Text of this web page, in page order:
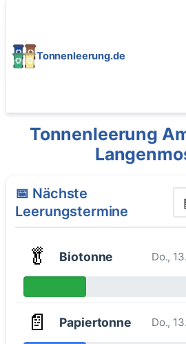
Tonnenleerung.de
Tonnenleerung
📅 Nächste
Leerungstermine
🥬 Biotonne Do.,
📄 Papiertonne Do.,